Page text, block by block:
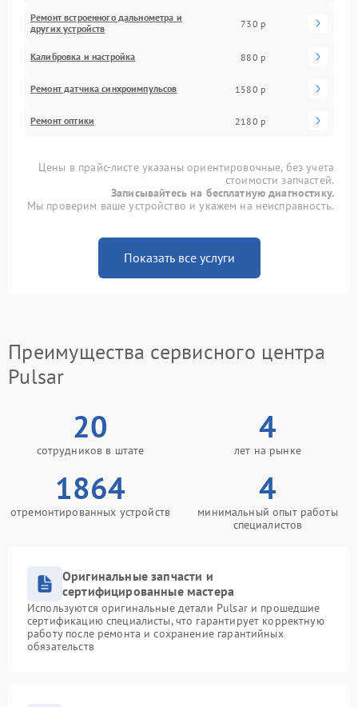
Ремонт встроенного дальнометра и
других устройств
730 р
Калибровка и настройка 880 р
Ремонт датчика синхроимпульсов 1580 р
Ремонт оптики 2180 р
Цены в прайс-листе указаны ориентировочные, без учета
стоимости запчастей.
Записывайтесь на бесплатную диагностику.
Мы проверим ваше устройство и укажем на неисправность.
Показать все услуги
Преимущества сервисного центра
Pulsar
20
сотрудников в штате
4
лет на рынке
1864
отремонтированных устройств
4
минимальный опыт работы
специалистов
Оригинальные запчасти и
сертифицированные мастера
Используются оригинальные детали Pulsar и прошедшие
сертификацию специалисты, что гарантирует корректную
работу после ремонта и сохранение гарантийных
обязательств